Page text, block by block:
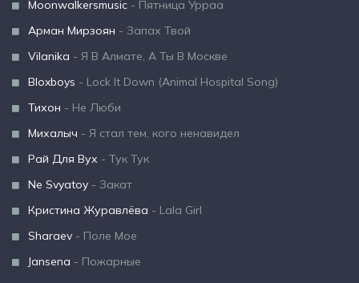
Moonwalkersmusic - Пятница Урраа
Арман Мирзоян - Запах Твой
Vilanika - Я В Алмате, А Ты В Москве
Bloxboys - Lock It Down (Animal Hospital Song)
Тихон - Не Люби
Михалыч - Я стал тем, кого ненавидел
Рай Для Вух - Тук Тук
Ne Svyatoy - Закат
Кристина Журавлёва - Lala Girl
Sharaev - Поле Мое
Jansena - Пожарные